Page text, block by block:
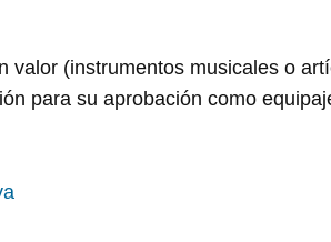
valor (instrumentos musicales o
para su aprobación como